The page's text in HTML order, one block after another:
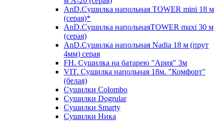
AnD.Сушилка напольная TOWER mini 18 м
(серая)*
AnD.Сушилка напольнаяTOWER maxi 30 м
(серая)
AnD.Сушилка напольная Nadia 18 м (прут
4мм) серая
FH. Сушилка на батарею "Ария" 3м
VIT. Сушилка напольная 18м. "Комфорт"
(белая)
Cушилки Colombo
Сушилки Dogrular
Сушилки Smarty
Сушилки Ника